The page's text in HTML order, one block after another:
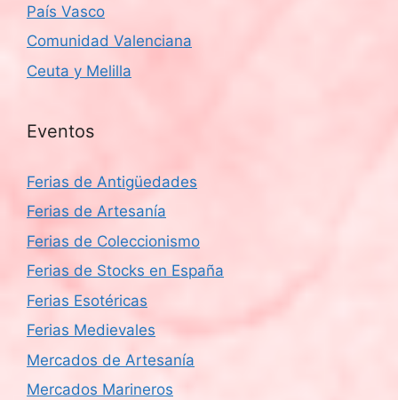
País Vasco
Comunidad Valenciana
Ceuta y Melilla
Eventos
Ferias de Antigüedades
Ferias de Artesanía
Ferias de Coleccionismo
Ferias de Stocks en España
Ferias Esotéricas
Ferias Medievales
Mercados de Artesanía
Mercados Marineros